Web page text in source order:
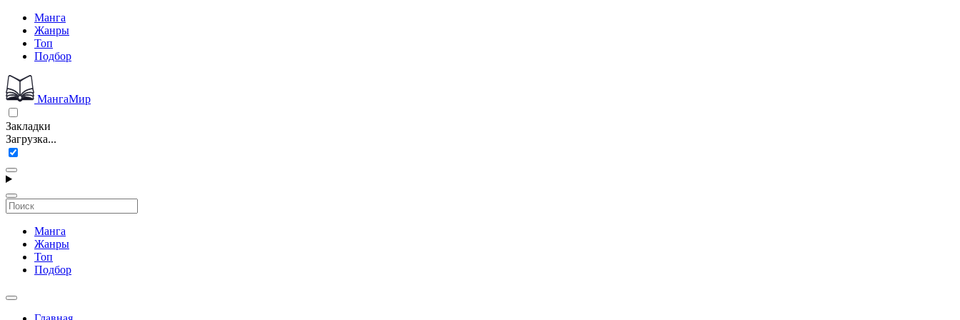
Манга
Жанры
Топ
Подбор
МангаМир
Закладки
Загрузка...
Манга
Жанры
Топ
Подбор